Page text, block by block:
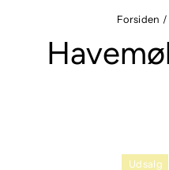
Forsiden /
Udsalg